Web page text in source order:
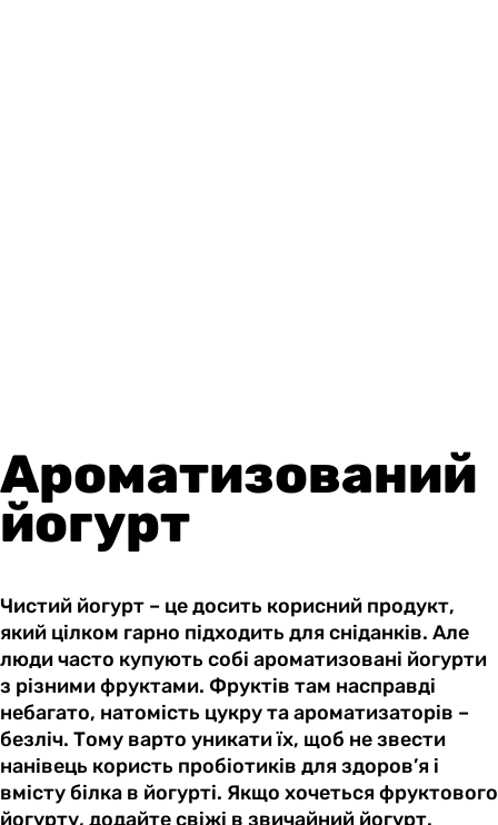
Ароматизований
йогурт
Чистий йогурт – це досить корисний продукт,
який цілком гарно підходить для сніданків. Але
люди часто купують собі ароматизовані йогурти
з різними фруктами. Фруктів там насправді
небагато, натомість цукру та ароматизаторів –
безліч. Тому варто уникати їх, щоб не звести
нанівець користь пробіотиків для здоров’я і
вмісту білка в йогурті. Якщо хочеться фруктового
йогурту, додайте свіжі в звичайний йогурт.